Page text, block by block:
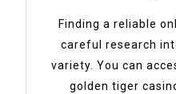
Finding a reliable
careful research
variety. You can
golden tiger